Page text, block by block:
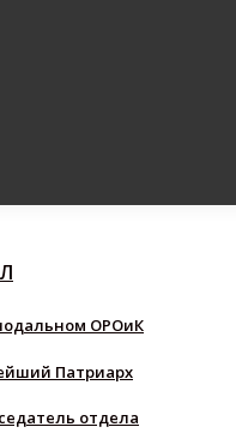
ОРОиК
Патриарх
отдела